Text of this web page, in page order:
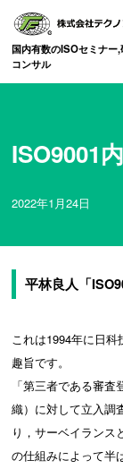
国内有数のISOセミナー,
コンサル
ISO9001
2022年1月24日
平林良人「
これは1994年に日
趣旨です。
「第三者である審
織）に対して立入調
り，サーベイランス
の仕組みによって半